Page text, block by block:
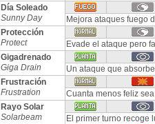
Día Soleado
Sunny Day
Mejora ataques fuego
Protección
Protect
Evade el ataque pero
Gigadrenado
Giga Drain
Un ataque que
Frustración
Frustration
Cuanta menos feliz
Rayo Solar
Solarbeam
El primer turno recoge